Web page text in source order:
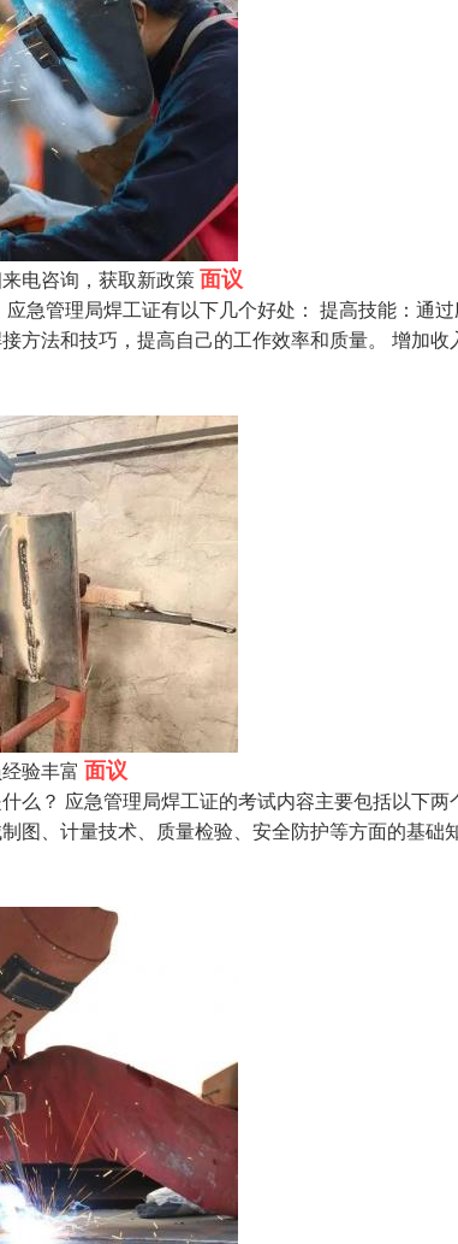
电咨询，获取新政策面议
急管理局焊工证有以下几个好处： 提高技能：通
方法和技巧，提高自己的工作效率和质量。 增加
验丰富 面议
么？ 应急管理局焊工证的考试内容主要包括以下
图、计量技术、质量检验、安全防护等方面的基